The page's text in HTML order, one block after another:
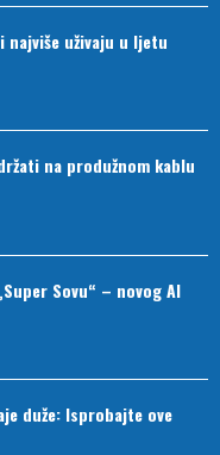
najviše uživaju u ljetu
na produžnom kablu
Sovu“ – novog AI
duže: Isprobajte ove